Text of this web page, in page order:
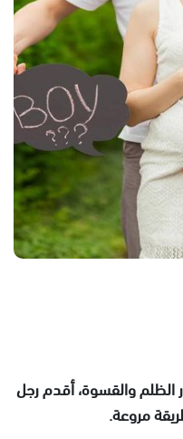
والقسوة، أقدم رجل
مروعة.